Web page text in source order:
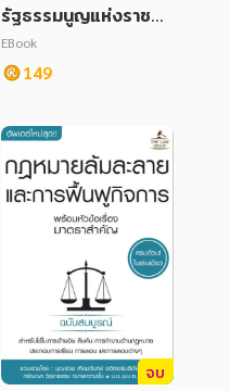
รัฐธรรมนูญแห่งราชอา
ณาจักรไทย พุทธศักรา
ช 2560 พร้อมหัวข้อเ
รื่องทุกมาตรา ฉบับสม
EBook
149
จบ